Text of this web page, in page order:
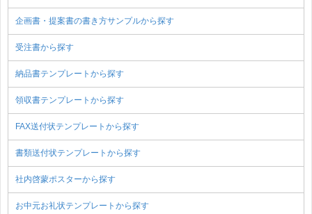
企画書・提案書の書き方サンプルから探す
受注書から探す
納品書テンプレートから探す
領収書テンプレートから探す
FAX送付状テンプレートから探す
書類送付状テンプレートから探す
社内啓蒙ポスターから探す
お中元お礼状テンプレートから探す